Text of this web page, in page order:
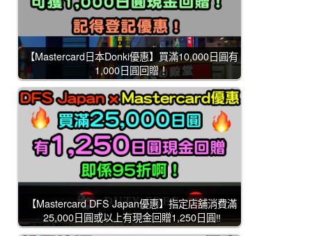
【Mastercard日本Donki優惠】買滿10,000日圓有
1,000日圓回贈！
【Mastercard DFS Japan優惠】指定店舖消費滿
25,000日圓或以上有現金回贈1,250日圓‼️